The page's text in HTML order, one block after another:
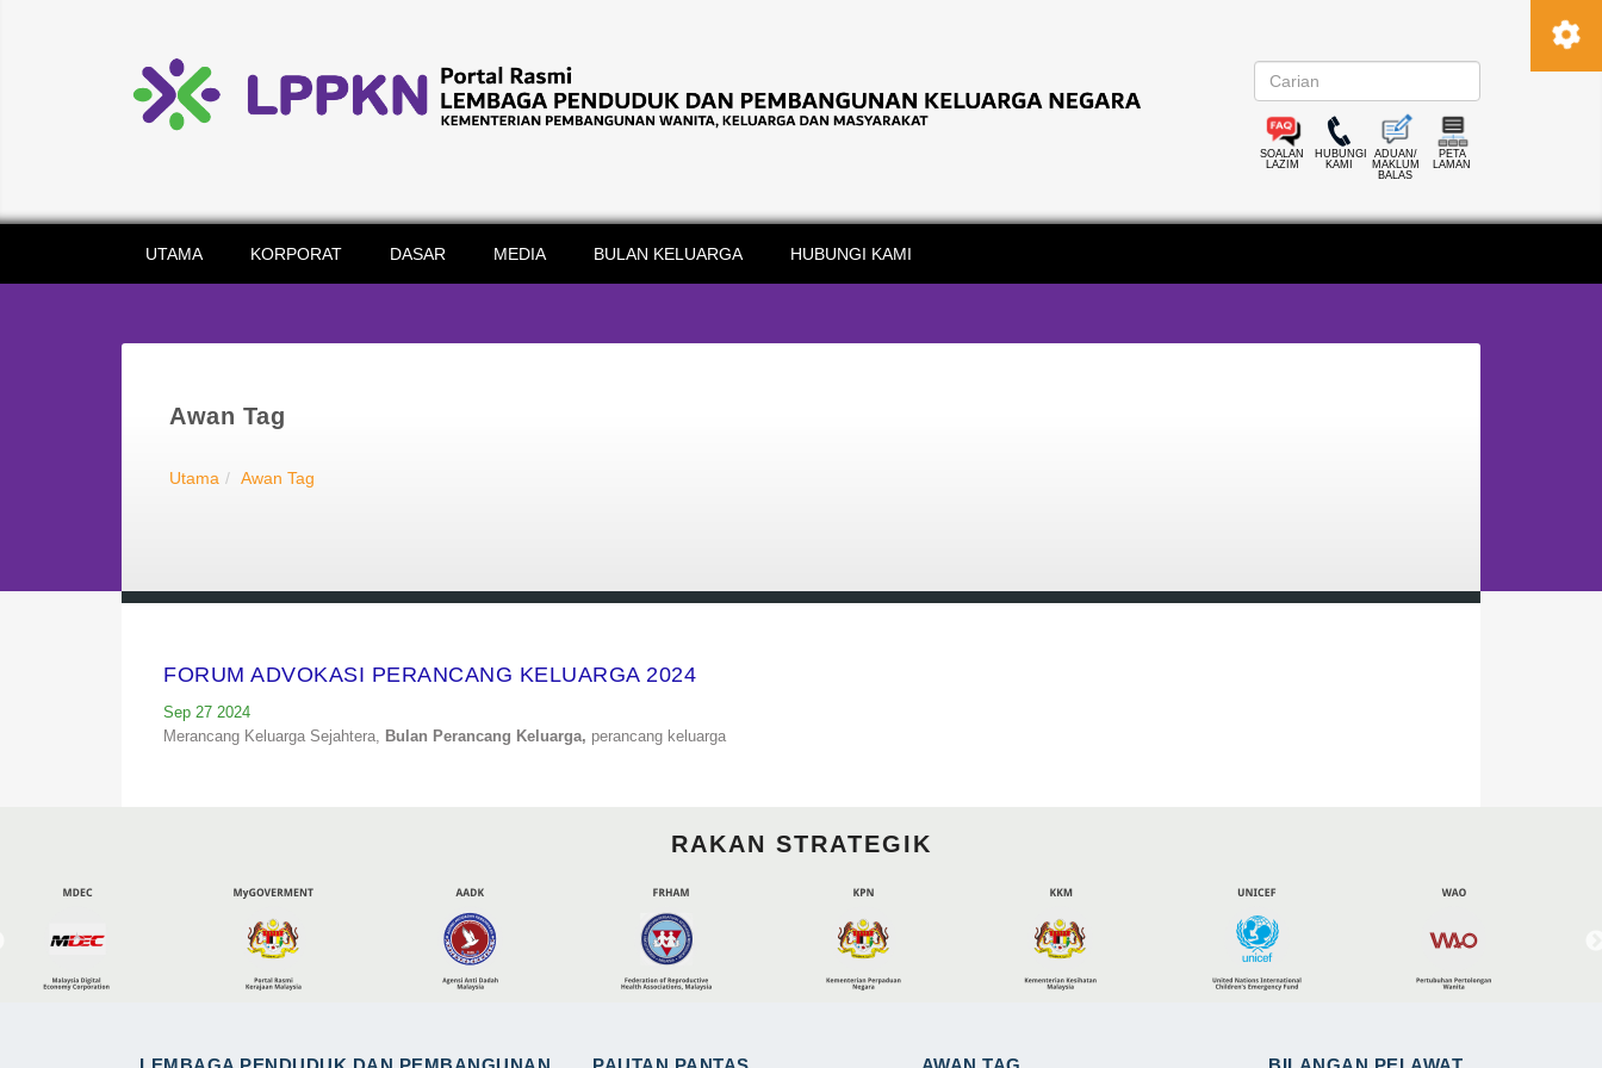
SOALAN
LAZIM
HUBUNGI
KAMI
ADUAN/
MAKLUM
BALAS
PETA
LAMAN
UTAMA KORPORAT DASAR MEDIA BULAN KELUARGA HUBUNGI KAMI
Awan Tag
Utama Awan Tag
FORUM ADVOKASI PERANCANG KELUARGA 2024
Sep 27 2024
Merancang Keluarga Sejahtera, Bulan Perancang Keluarga, perancang keluarga
RAKAN STRATEGIK